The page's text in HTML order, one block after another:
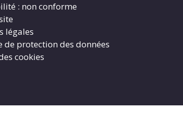
: non conforme
légales
de protection des données
cookies